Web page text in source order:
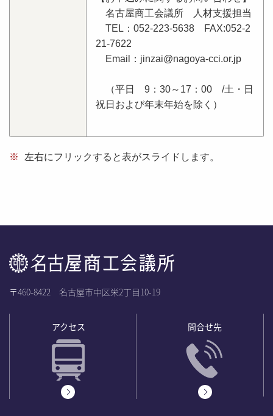
名古屋商工会議所 人材支援担当
TEL：052-223-5638 FAX:052-2
21-7622
Email：jinzai@nagoya-cci.or.jp
（平日 9：30～17：00 /土・日
祝日および年末年始を除く）
※ 左右にフリックすると表がスライドします。
〒460-8422 名古屋市中区栄2丁目10-19
アクセス 問合せ先